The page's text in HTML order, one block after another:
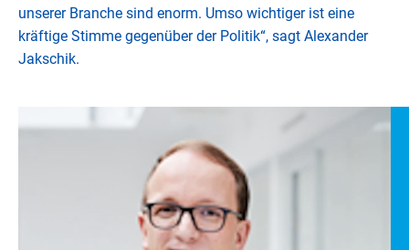
unserer Branche sind enorm. Umso wichtiger ist eine
kräftige Stimme gegenüber der Politik“, sagt Alexander
Jakschik.